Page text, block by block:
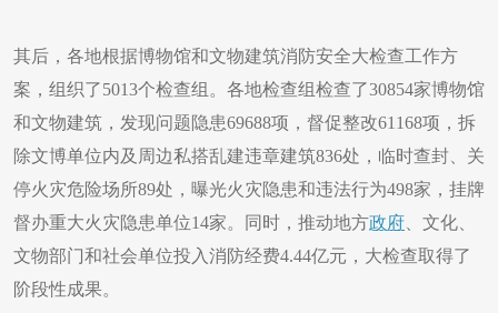
其后，各地根据博物馆和文物建筑消防安全大检查工作方
案，组织了5013个检查组。各地检查组检查了30854家博物馆
和文物建筑，发现问题隐患69688项，督促整改61168项，拆
除文博单位内及周边私搭乱建违章建筑836处，临时查封、关
停火灾危险场所89处，曝光火灾隐患和违法行为498家，挂牌
督办重大火灾隐患单位14家。同时，推动地方政府 、文化、
文物部门和社会单位投入消防经费4.44亿元，大检查取得了
阶段性成果。